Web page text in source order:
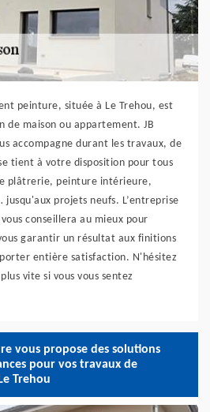
peinture, située à Le Trehou, est
de maison ou appartement. JB
accompagne durant les travaux, de
tient à votre disposition pour tous
plâtrerie, peinture intérieure,
projets neufs. L’entreprise
conseillera au mieux pour
garantir un résultat aux finitions
entière satisfaction. N'hésitez
vite si vous vous sentez
vous propose des solutions
pour vos travaux de
Trehou